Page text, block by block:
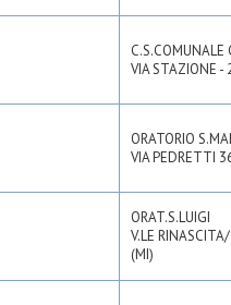
C.S.COMUNALE
VIA STAZIONE -
ORATORIO
VIA PEDRETTI
ORAT.S.LUIGI
V.LE
(MI)